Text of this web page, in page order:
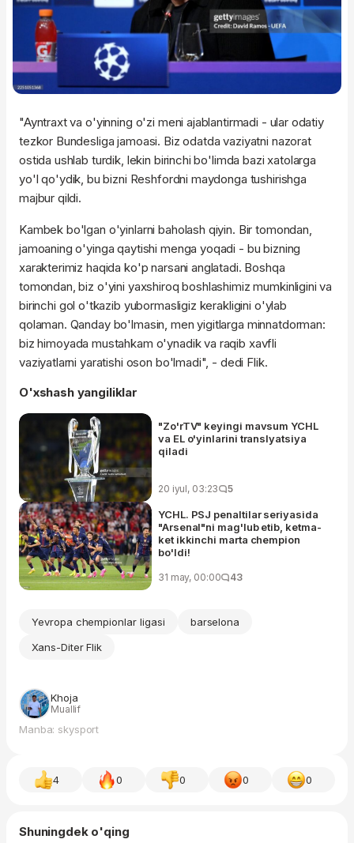
"Ayntraxt va o'yinning o'zi meni ajablantirmadi - ular odatiy
tezkor Bundesliga jamoasi. Biz odatda vaziyatni nazorat
ostida ushlab turdik, lekin birinchi bo'limda bazi xatolarga
yo'l qo'ydik, bu bizni Reshfordni maydonga tushirishga
majbur qildi.
Kambek bo'lgan o'yinlarni baholash qiyin. Bir tomondan,
jamoaning o'yinga qaytishi menga yoqadi - bu bizning
xarakterimiz haqida ko'p narsani anglatadi. Boshqa
tomondan, biz o'yini yaxshiroq boshlashimiz mumkinligini va
birinchi gol o'tkazib yubormasligiz kerakligini o'ylab
qolaman. Qanday bo'lmasin, men yigitlarga minnatdorman:
biz himoyada mustahkam o'ynadik va raqib xavfli
vaziyatlarni yaratishi oson bo'lmadi", - dedi Flik.
O'xshash yangiliklar
"Zo'rTV" keyingi mavsum YCHL
va EL o'yinlarini translyatsiya
qiladi
20 iyul, 03:23 5
YCHL. PSJ penaltilar seriyasida
"Arsenal"ni mag'lub etib, ketma-
ket ikkinchi marta chempion
bo'ldi!
31 may, 00:00 43
Yevropa chempionlar ligasi
barselona
Xans-Diter Flik
Khoja
Muallif
Manba: skysport
4 0 0 0 0
Shuningdek o'qing